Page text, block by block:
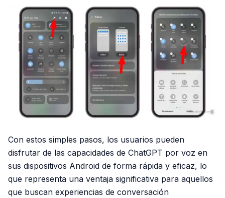
Con estos simples pasos, los usuarios pueden
disfrutar de las capacidades de ChatGPT por voz en
sus dispositivos Android de forma rápida y eficaz, lo
que representa una ventaja significativa para aquellos
que buscan experiencias de conversación